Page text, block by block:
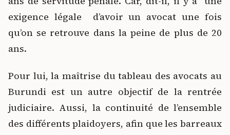
exigence légale d’avoir un avocat une fois
qu’on se retrouve dans la peine de plus de 20
ans.
Pour lui, la maîtrise du tableau des avocats au
Burundi est un autre objectif de la rentrée
judiciaire. Aussi, la continuité de l’ensemble
des différents plaidoyers, afin que les barreaux